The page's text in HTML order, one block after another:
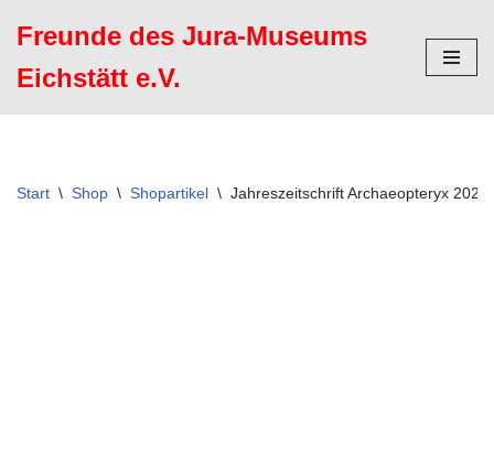
Inhalt
Freunde des Jura-Museums
Eichstätt e.V.
Start \ Shop \ Shopartikel \ Jahreszeitschrift Archaeopteryx 2020